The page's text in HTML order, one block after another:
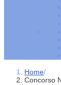
Home/
Concorso